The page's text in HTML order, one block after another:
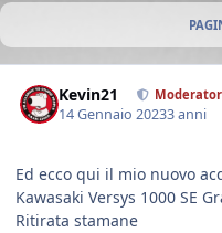
Kevin21
14 Gennaio 20233 anni
Ed ecco qui il mio nuovo
Kawasaki Versys 1000 SE
Ritirata stamane